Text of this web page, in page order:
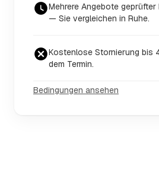
Mehrere Angebote geprüfter
— Sie vergleichen in Ruhe.
Kostenlose Stornierung bis
dem Termin.
Bedingungen ansehen